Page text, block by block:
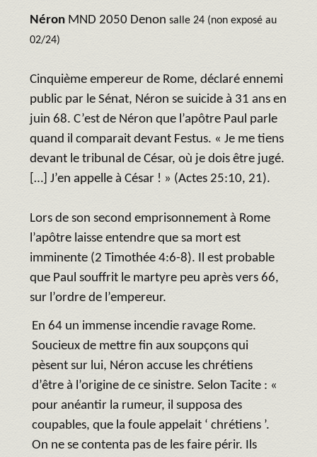
Néron MND 2050 Denon salle 24 (non exposé au
02/24)
Cinquième empereur de Rome, déclaré ennemi
public par le Sénat, Néron se suicide à 31 ans en
juin 68. C’est de Néron que l’apôtre Paul parle
quand il comparait devant Festus. « Je me tiens
devant le tribunal de César, où je dois être jugé.
[…] J’en appelle à César ! » (Actes 25:10, 21).
Lors de son second emprisonnement à Rome
l’apôtre laisse entendre que sa mort est
imminente (2 Timothée 4:6-8). Il est probable
que Paul souffrit le martyre peu après vers 66,
sur l’ordre de l’empereur.
En 64 un immense incendie ravage Rome.
Soucieux de mettre fin aux soupçons qui
pèsent sur lui, Néron accuse les chrétiens
d’être à l’origine de ce sinistre. Selon Tacite : «
pour anéantir la rumeur, il supposa des
coupables, que la foule appelait ‘ chrétiens ’.
On ne se contenta pas de les faire périr. Ils